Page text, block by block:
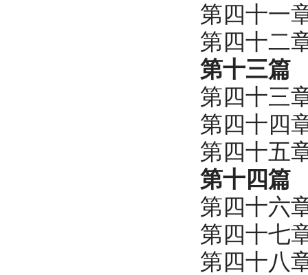
第四十一
第四十二
第十三篇
第四十三
第四十四
第四十五
第十四篇
第四十六
第四十七
第四十八